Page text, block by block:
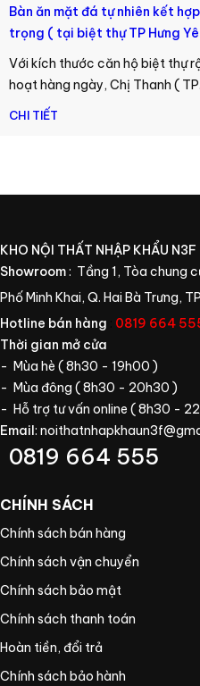
Bàn ăn mặt đá tự nhiên kết
trọng ( tại biệt thự TP Hưng
Với kích thước căn hộ biệt thự
hoạt hàng ngày, Chị Thanh (
CHI TIẾT
KHO NỘI THẤT NHẬP KHẨU N3F
Showroom: Tầng 1, Tòa chung
Phố Minh Khai, Q. Hai Bà Trưng,
Hotline bán hàng
0819 664
Thời gian mở cửa
- Mùa hè ( 8h30 - 19h00 )
- Mùa đông ( 8h30 - 20h30 )
- Hỗ trợ tư vấn online ( 8h30 -
Email:
0819 664 555
CHÍNH SÁCH
Chính sách bán hàng
Chính sách vận chuyển
Chính sách bảo mật
Chính sách thanh toán
Hoàn tiền, đổi trả
Chính sách bảo hành